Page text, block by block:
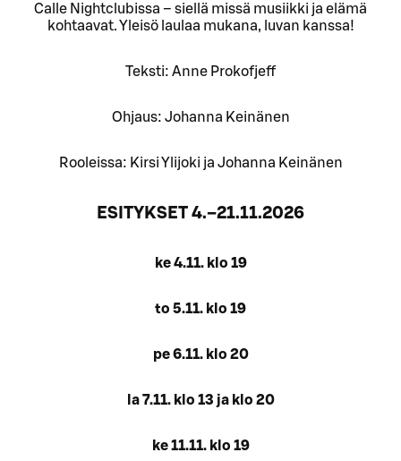
Calle Nightclubissa – siellä missä musiikki ja elämä
kohtaavat. Yleisö laulaa mukana, luvan kanssa!
Teksti: Anne Prokofjeff
Ohjaus: Johanna Keinänen
Rooleissa: Kirsi Ylijoki ja Johanna Keinänen
ESITYKSET 4.–21.11.2026
ke 4.11. klo 19
to 5.11. klo 19
pe 6.11. klo 20
la 7.11. klo 13 ja klo 20
ke 11.11. klo 19